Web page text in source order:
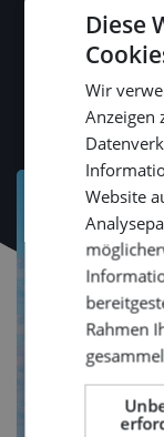
Diese
Wir
Anzeigen
Website
Rahmen